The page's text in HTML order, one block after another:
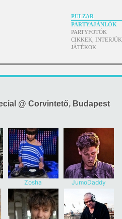
PULZAR
PARTYAJÁNLÓK
PARTYFOTÓK
CIKKEK, INTERJÚK
JÁTÉKOK
@ Corvintető, Budapest
Zosha JumoDaddy